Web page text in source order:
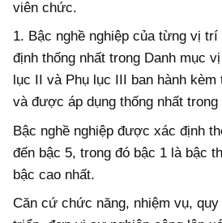
viên chức.
1. Bậc nghề nghiệp của từng vị
định thống nhất trong Danh mục
lục II và Phụ lục III ban hành kèm
và được áp dụng thống nhất
Bậc nghề nghiệp được xác định
đến bậc 5, trong đó bậc 1 là bậc
bậc cao nhất.
Căn cứ chức năng, nhiệm vụ,